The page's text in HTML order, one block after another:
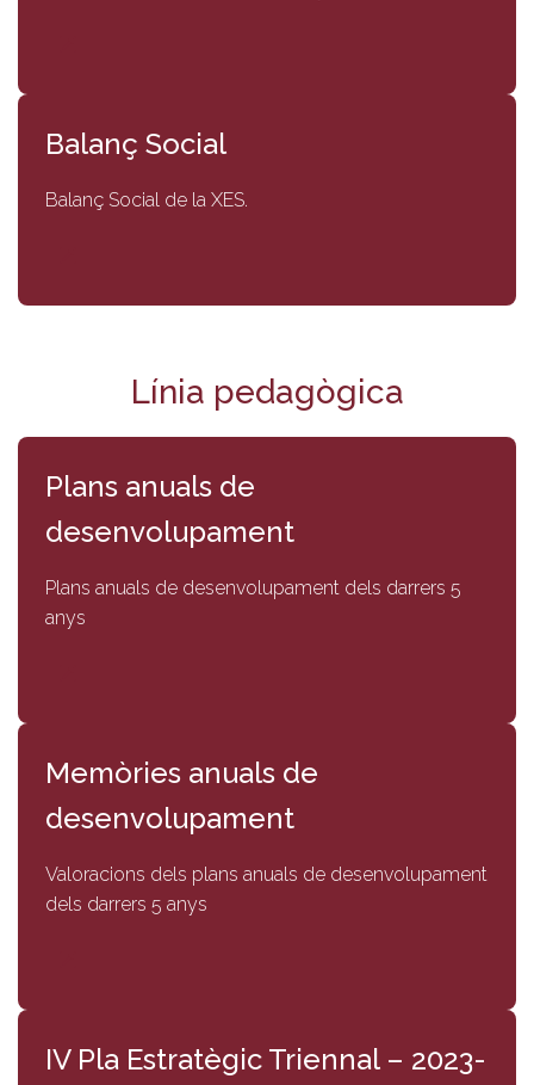
Balanç Social
Balanç Social de la XES.
Línia pedagògica
Plans anuals de
desenvolupament
Plans anuals de desenvolupament dels darrers 5
anys
Memòries anuals de
desenvolupament
Valoracions dels plans anuals de desenvolupament
dels darrers 5 anys
IV Pla Estratègic Triennal – 2023-